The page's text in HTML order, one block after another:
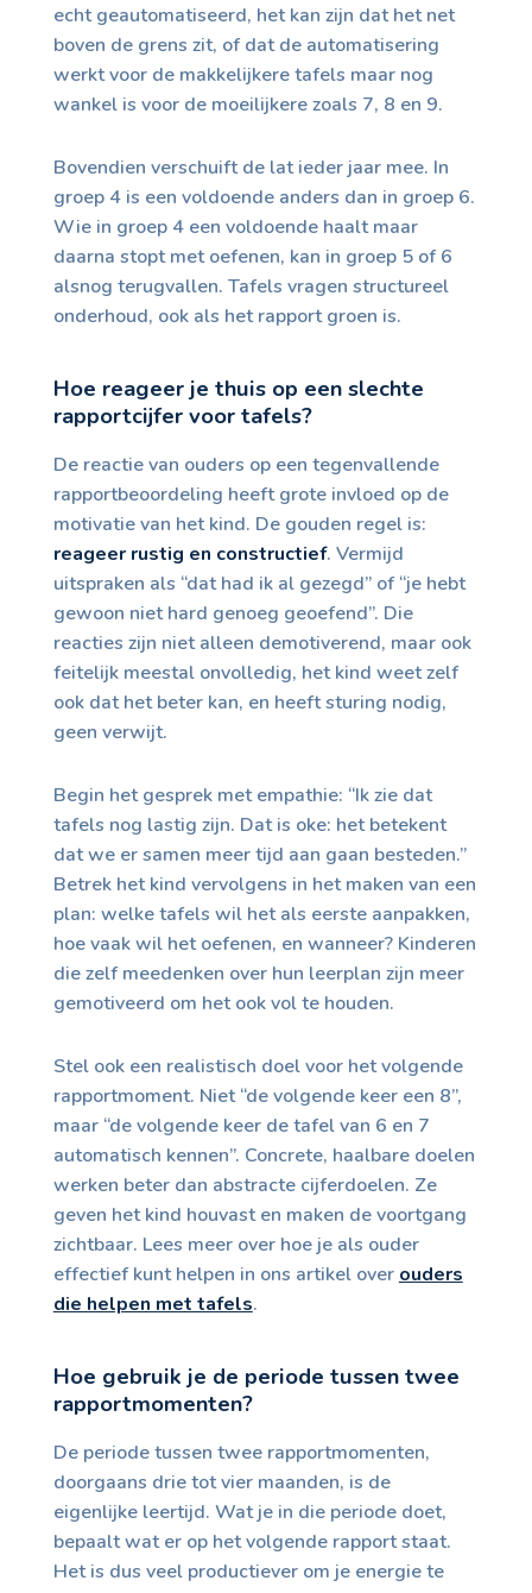
echt geautomatiseerd, het kan zijn dat het net
boven de grens zit, of dat de automatisering
werkt voor de makkelijkere tafels maar nog
wankel is voor de moeilijkere zoals 7, 8 en 9.
Bovendien verschuift de lat ieder jaar mee. In
groep 4 is een voldoende anders dan in groep 6.
Wie in groep 4 een voldoende haalt maar
daarna stopt met oefenen, kan in groep 5 of 6
alsnog terugvallen. Tafels vragen structureel
onderhoud, ook als het rapport groen is.
Hoe reageer je thuis op een slechte
rapportcijfer voor tafels?
De reactie van ouders op een tegenvallende
rapportbeoordeling heeft grote invloed op de
motivatie van het kind. De gouden regel is:
reageer rustig en constructief. Vermijd
uitspraken als “dat had ik al gezegd” of “je hebt
gewoon niet hard genoeg geoefend”. Die
reacties zijn niet alleen demotiverend, maar ook
feitelijk meestal onvolledig, het kind weet zelf
ook dat het beter kan, en heeft sturing nodig,
geen verwijt.
Begin het gesprek met empathie: “Ik zie dat
tafels nog lastig zijn. Dat is oke: het betekent
dat we er samen meer tijd aan gaan besteden.”
Betrek het kind vervolgens in het maken van een
plan: welke tafels wil het als eerste aanpakken,
hoe vaak wil het oefenen, en wanneer? Kinderen
die zelf meedenken over hun leerplan zijn meer
gemotiveerd om het ook vol te houden.
Stel ook een realistisch doel voor het volgende
rapportmoment. Niet “de volgende keer een 8”,
maar “de volgende keer de tafel van 6 en 7
automatisch kennen”. Concrete, haalbare doelen
werken beter dan abstracte cijferdoelen. Ze
geven het kind houvast en maken de voortgang
zichtbaar. Lees meer over hoe je als ouder
effectief kunt helpen in ons artikel over ouders
die helpen met tafels.
Hoe gebruik je de periode tussen twee
rapportmomenten?
De periode tussen twee rapportmomenten,
doorgaans drie tot vier maanden, is de
eigenlijke leertijd. Wat je in die periode doet,
bepaalt wat er op het volgende rapport staat.
Het is dus veel productiever om je energie te